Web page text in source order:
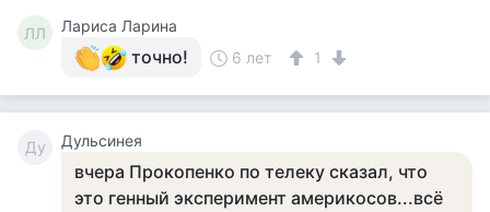
ЛЛ Лариса Ларина
точно! 6 лет 1
Ду Дульсинея
вчера Прокопенко по телеку сказал, что
это генный эксперимент америкосов...всё